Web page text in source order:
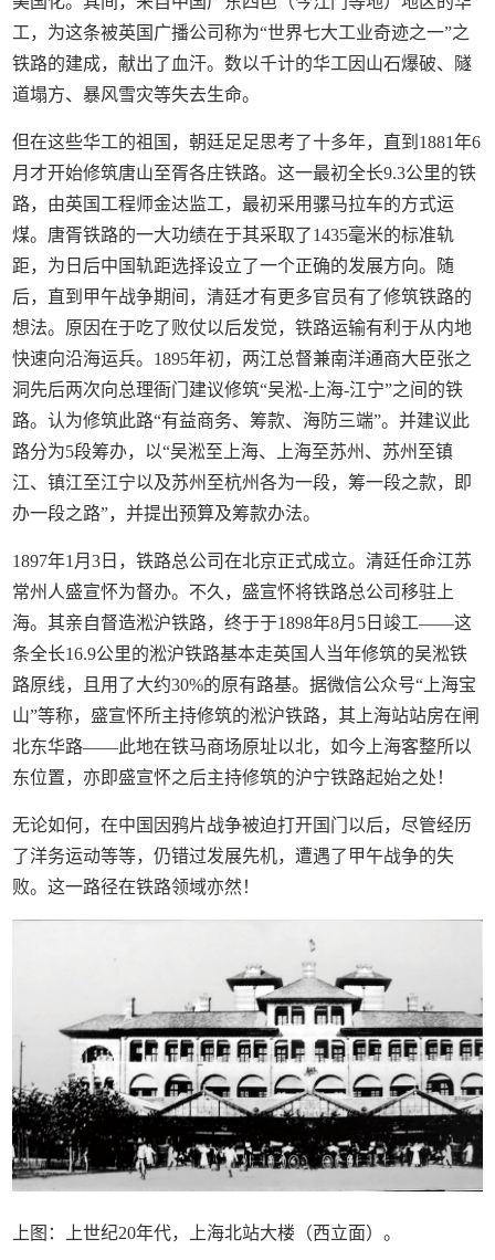
工，为这条被英国广播公司称为“世界七大工业奇迹之一”之
铁路的建成，献出了血汗。数以千计的华工因山石爆破、隧
道塌方、暴风雪灾等失去生命。
但在这些华工的祖国，朝廷足足思考了十多年，直到1881年6
月才开始修筑唐山至胥各庄铁路。这一最初全长9.3公里的铁
路，由英国工程师金达监工，最初采用骡马拉车的方式运
煤。唐胥铁路的一大功绩在于其采取了1435毫米的标准轨
距，为日后中国轨距选择设立了一个正确的发展方向。随
后，直到甲午战争期间，清廷才有更多官员有了修筑铁路的
想法。原因在于吃了败仗以后发觉，铁路运输有利于从内地
快速向沿海运兵。1895年初，两江总督兼南洋通商大臣张之
洞先后两次向总理衙门建议修筑“吴淞-上海-江宁”之间的铁
路。认为修筑此路“有益商务、筹款、海防三端”。并建议此
路分为5段筹办，以“吴淞至上海、上海至苏州、苏州至镇
江、镇江至江宁以及苏州至杭州各为一段，筹一段之款，即
办一段之路”，并提出预算及筹款办法。
1897年1月3日，铁路总公司在北京正式成立。清廷任命江苏
常州人盛宣怀为督办。不久，盛宣怀将铁路总公司移驻上
海。其亲自督造淞沪铁路，终于于1898年8月5日竣工——这
条全长16.9公里的淞沪铁路基本走英国人当年修筑的吴淞铁
路原线，且用了大约30%的原有路基。据微信公众号“上海宝
山”等称，盛宣怀所主持修筑的淞沪铁路，其上海站站房在闸
北东华路——此地在铁马商场原址以北，如今上海客整所以
东位置，亦即盛宣怀之后主持修筑的沪宁铁路起始之处！
无论如何，在中国因鸦片战争被迫打开国门以后，尽管经历
了洋务运动等等，仍错过发展先机，遭遇了甲午战争的失
败。这一路径在铁路领域亦然！
上图：上世纪20年代，上海北站大楼（西立面）。